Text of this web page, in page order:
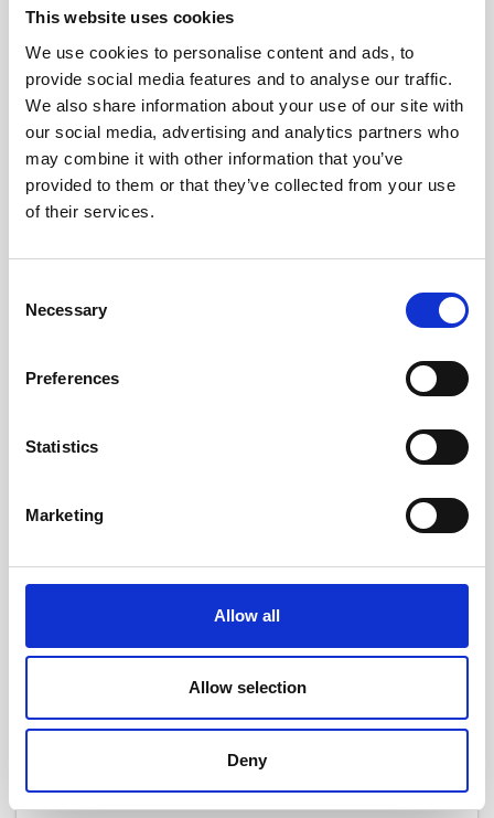
This website uses cookies
We use cookies to personalise content and ads, to
provide social media features and to analyse our traffic.
We also share information about your use of our site with
our social media, advertising and analytics partners who
may combine it with other information that you’ve
provided to them or that they’ve collected from your use
of their services.
Selection
Necessary
Preferences
Statistics
Marketing
Allow all
Allow selection
Deny
Ansicht
FJÄLLBÄCKEN 65, 6 BEDS
* Large sauna & relax in direct connection